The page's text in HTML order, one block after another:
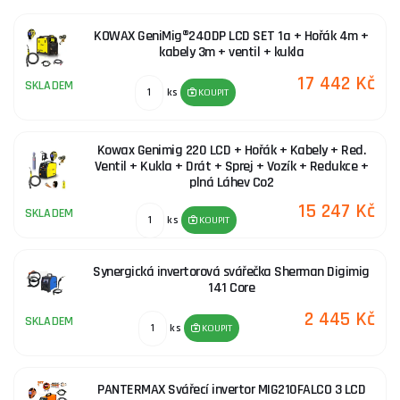
Výhody metody MIG-MAG:
- Méně zplodin narozdíl od metody MMA
- Při svařování ve zkratovém přenosu nižší vnesené teplo do
Nevýhody metody MIG-MAG:
- Vyšší cena
Svářečky pulsní NA HLINÍK
KOWAX GeniMig®240DP LCD SET 1a + Hořák 4m +
kabely 3m + ventil + kukla
SKLADEM ks KOUPIT 17 442 Kč
Kowax Genimig 220 LCD + Hořák + Kabely + Red.
Ventil + Kukla + Drát + Sprej + Vozík + Redukce +
plná Láhev Co2
SKLADEM ks KOUPIT 15 247 Kč
Synergická invertorová svářečka Sherman Digimig
141 Core
SKLADEM ks KOUPIT 2 445 Kč
PANTERMAX Svářecí invertor MIG210FALCO 3 LCD